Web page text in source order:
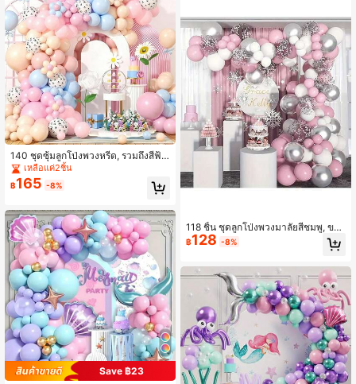
140 ชุดซุ้มลูกโป่งพวงหรีด, รวมถึงสีฟ้า
มาการอง, สีผิวเรโทร, สีชมพูแมตต์, สีช
มพูมาการอง, สีชมพูอ่อนแมตต์, ลูกโป่ง
ลายอุ้งเท้าสุนัขสีดำพื้นหลังสีขาว เหมาะ
พ, ฉากหลังบรรยากาศภาพถ่าย, งานเลี้
ยงวันเกิด, การรวมตัวของเพื่อน, การเช็
คอินและถ่ายภาพ, การตกแต่งภาพนิ่งแ
ละการออกแบบภูมิทัศน์
เหลือแค่2ชิ้น
฿165 -8%
Save ฿23
รถ่ายภาพเช็คอิน, การตกแต่งภาพนิ่ง, แ
ละการออกแบบภูมิทัศน์
118 ชิ้น ชุดลูกโป่งพวงมาลัยสีชมพู, ขาว
และเงิน – ของตกแต่งอเนกประสงค์สำห
รับงานแต่งงาน, งานเลี้ยงเจ้าสาว, วันเกิ
฿128 -8%